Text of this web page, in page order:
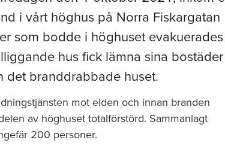
i vårt höghus på Norra Fiskargatan
som bodde i höghuset evakuerades
hus fick lämna sina bostäder
det branddrabbade huset.
mot elden och innan branden
av höghuset totalförstörd. Sammanlagt
200 personer.